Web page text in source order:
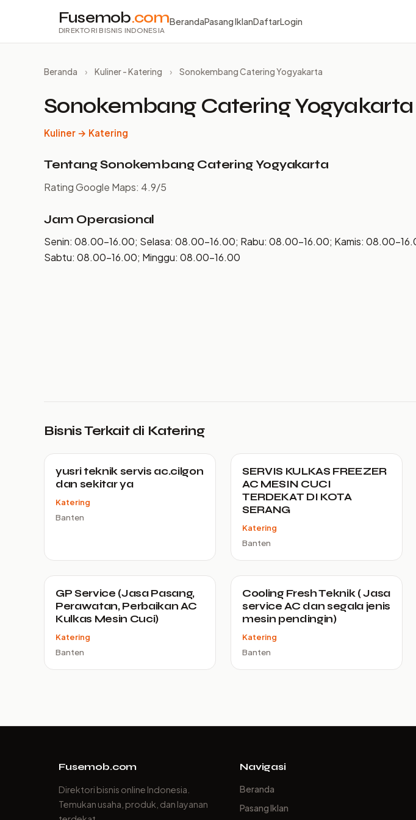
Fusemob.com
DIREKTORI BISNIS INDONESIA
BerandaPasang IklanDaftarLogin
Beranda › Kuliner - Katering › Sonokembang Catering Yogyakarta
Sonokembang Catering Yogyakarta
Kuliner → Katering
Tentang Sonokembang Catering Yogyakarta
Rating Google Maps: 4.9/5
Jam Operasional
Senin: 08.00–16.00; Selasa: 08.00–16.00; Rabu: 08.00–16.00; Kamis:
Sabtu: 08.00–16.00; Minggu: 08.00–16.00
Bisnis Terkait di Katering
yusri teknik servis ac.cilgon
dan sekitar ya
Katering
Banten
SERVIS KULKAS FREEZER
AC MESIN CUCI
TERDEKAT DI KOTA
SERANG
Katering
Banten
GP Service (Jasa Pasang,
Perawatan, Perbaikan AC
Kulkas Mesin Cuci)
Katering
Banten
Cooling Fresh Teknik ( Jasa
service AC dan segala jenis
mesin pendingin)
Katering
Banten
Fusemob.com
Direktori bisnis online Indonesia.
Temukan usaha, produk, dan layanan
Navigasi
Beranda
Pasang Iklan